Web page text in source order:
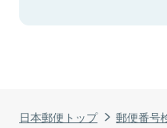
日本郵便トップ 郵便番号